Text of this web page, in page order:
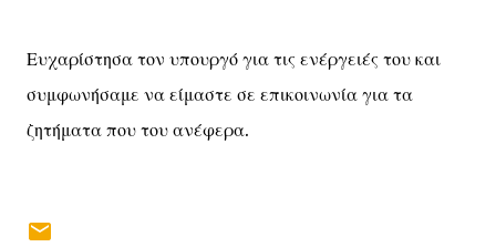
Ευχαρίστησα τον υπουργό για τις ενέργειές του και
συμφωνήσαμε να είμαστε σε επικοινωνία για τα
ζητήματα που του ανέφερα.